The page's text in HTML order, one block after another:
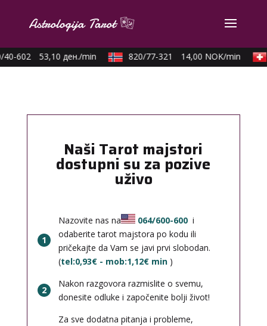
602 53,10 ден./min 820/77-321 14,00 NOK/min
Naši Tarot majstori
dostupni su za pozive
uživo
1
Nazovite nas na 064/600-600 i
odaberite tarot majstora po kodu ili
pričekajte da Vam se javi prvi slobodan.
(tel:0,93€ - mob:1,12€ min )
2
Nakon razgovora razmislite o svemu,
donesite odluke i započenite bolji život!
Za sve dodatna pitanja i probleme,